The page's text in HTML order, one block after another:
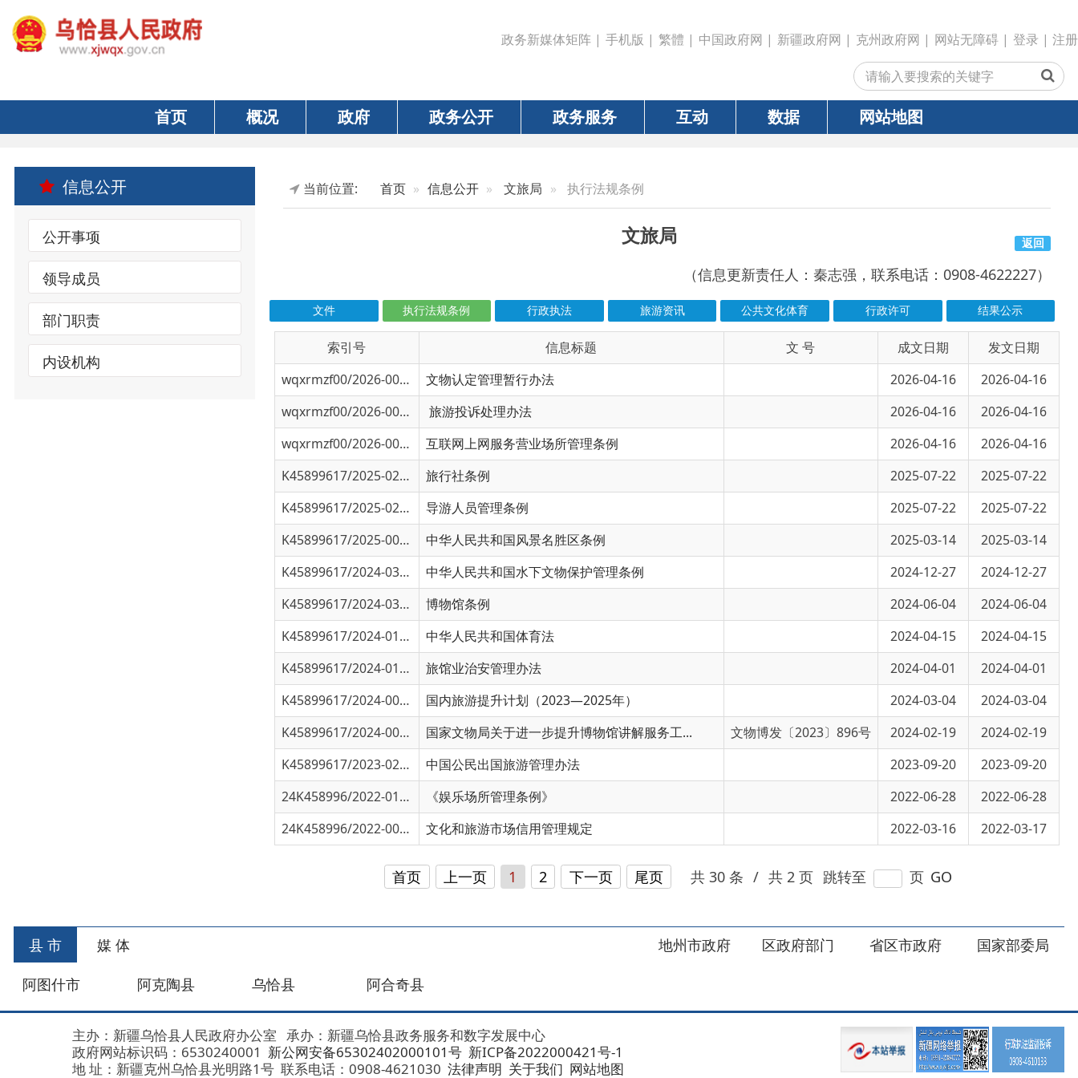
政务新媒体矩阵 | 手机版| 繁體 | 中国政府网| 新疆政府网| 克州政府网 | 网站无障碍| 登录 | 注册
首页 概况 政府 政务公开 政务服务 互动 数据 网站地图
信息公开
公开事项
领导成员
部门职责
内设机构
文旅局
（信息更新责任人：秦志强，联系电话：0908-4622227）
公共文化体育 行政许可 结果公示
索引号 信息标题 文 号 成文日期
发文日期
wqxrmzf00/2026-00199
文物认定管理暂行办法 2026-04-16 2026-04-16
wqxrmzf00/2026-00196 旅游投诉处理办法 2026-04-16
2026-04-16
wqxrmzf00/2026-00194
互联网上网服务营业场所管理条例 2026-04-16 2026-04-16
K45899617/2025-02027 旅行社条例 2025-07-22
K45899617/2025-02026 导游人员管理条例 2025-07-22
K45899617/2025-00611 中华人民共和国风景名胜区条例 2025-03-14
K45899617/2024-03604 中华人民共和国水下文物保护管理条例
2024-12-27
K45899617/2024-03567
博物馆条例 2024-06-04
K45899617/2024-01243 中华人民共和国体育法 2024-04-15
K45899617/2024-01242 旅馆业治安管理办法 2024-04-01 2024-04-01
K45899617/2024-00692 国内旅游提升计划（2023—2025年） 2024-03-04 2024-03-04
K45899617/2024-00691 国家文物局关于进一步提升博物馆讲解服务工... 文物博发〔2023〕896号 2024-02-19
2024-02-19
K45899617/2023-02120
中国公民出国旅游管理办法 2023-09-20
24K458996/2022-01117 《娱乐场所管理条例》 2022-06-28
24K458996/2022-00489 文化和旅游市场信用管理规定 2022-03-16 2022-03-17
上一页 1 下一页 尾页
国家部委局
地州市政府
政府网站标识码：6530240001新公网安备65302402000101号新ICP备2022000421号-1
地 址：新疆克州乌恰县光明路1号